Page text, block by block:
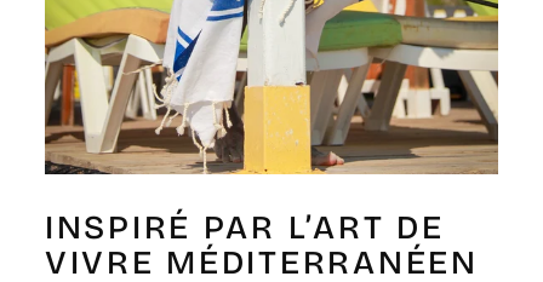
INSPIRÉ PAR L’ART DE
VIVRE MÉDITERRANÉEN